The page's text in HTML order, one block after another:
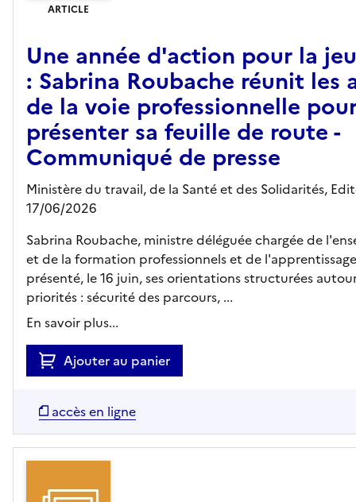
ARTICLE
Une année d'action pour la
: Sabrina Roubache réunit les
de la voie professionnelle
présenter sa feuille de route -
Communiqué de presse
Ministère du travail, de la Santé et des Solidarités,
17/06/2026
Sabrina Roubache, ministre déléguée chargée de
et de la formation professionnels et de
présenté, le 16 juin, ses orientations structurées
priorités : sécurité des parcours, ...
En savoir plus...
Ajouter au panier
accès en ligne